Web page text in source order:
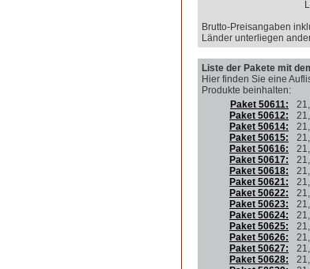
Brutto-Preisangaben
Länder unterliegen
Liste der Pakete mit
Hier finden Sie eine
Produkte beinhalten:
Paket 50611:
Paket 50612:
Paket 50614:
Paket 50615:
Paket 50616:
Paket 50617:
Paket 50618:
Paket 50621:
Paket 50622:
Paket 50623:
Paket 50624:
Paket 50625:
Paket 50626:
Paket 50627:
Paket 50628: